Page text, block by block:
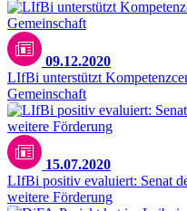
09.12.2020
LIfBi unterstützt
Gemeinschaft
15.07.2020
LIfBi positiv evaluiert: Senat
weitere Förderung